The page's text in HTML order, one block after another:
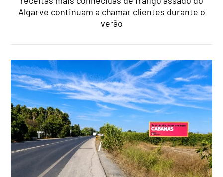
Algarve continuam a chamar clientes durante o
verão